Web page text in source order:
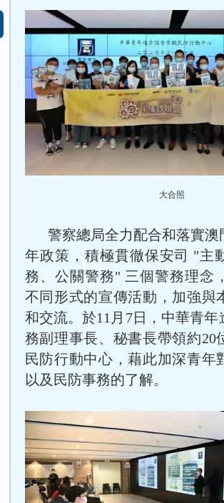
大合照
警察總局全力配合和落實
年政策，積極貫徹保安司 "主
務、公關警務" 三個警務理念
不同形式的宣傳活動，加強與
和交流。於11月7日，中華青
務副理事長、秘書長帶領約20
民防行動中心，藉此加深青年
以及民防事務的了解。